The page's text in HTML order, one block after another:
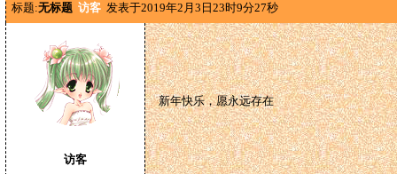
标题:无标题 访客 发表于2019年2月3日23时9分27秒
访客
新年快乐，愿永远存在